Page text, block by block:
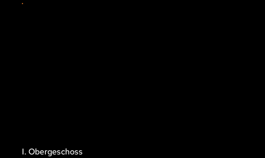
I. Obergeschoss